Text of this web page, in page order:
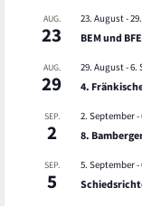
AUG.
23
23. August-
BEM und
AUG.
29
29. August-6.
4.
SEP.
2
2. September-
8.
SEP.
5
5. September-